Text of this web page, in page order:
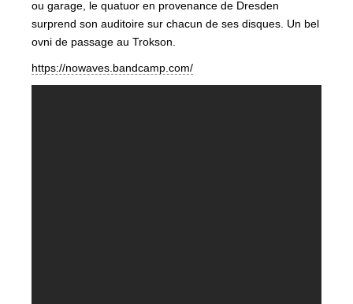
ou garage, le quatuor en provenance de Dresden
surprend son auditoire sur chacun de ses disques. Un bel
ovni de passage au Trokson.
https://nowaves.bandcamp.com/